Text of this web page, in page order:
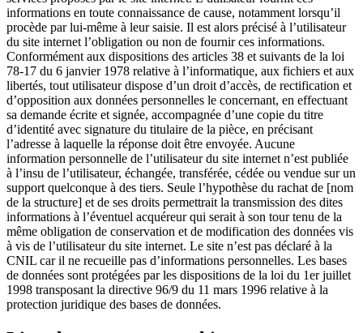
informations en toute connaissance de cause, notamment lorsqu’il
procède par lui-même à leur saisie. Il est alors précisé à l’utilisateur
du site internet l’obligation ou non de fournir ces informations.
Conformément aux dispositions des articles 38 et suivants de la loi
78-17 du 6 janvier 1978 relative à l’informatique, aux fichiers et aux
libertés, tout utilisateur dispose d’un droit d’accès, de rectification et
d’opposition aux données personnelles le concernant, en effectuant
sa demande écrite et signée, accompagnée d’une copie du titre
d’identité avec signature du titulaire de la pièce, en précisant
l’adresse à laquelle la réponse doit être envoyée. Aucune
information personnelle de l’utilisateur du site internet n’est publiée
à l’insu de l’utilisateur, échangée, transférée, cédée ou vendue sur un
support quelconque à des tiers. Seule l’hypothèse du rachat de [nom
de la structure] et de ses droits permettrait la transmission des dites
informations à l’éventuel acquéreur qui serait à son tour tenu de la
même obligation de conservation et de modification des données vis
à vis de l’utilisateur du site internet. Le site n’est pas déclaré à la
CNIL car il ne recueille pas d’informations personnelles. Les bases
de données sont protégées par les dispositions de la loi du 1er juillet
1998 transposant la directive 96/9 du 11 mars 1996 relative à la
protection juridique des bases de données.